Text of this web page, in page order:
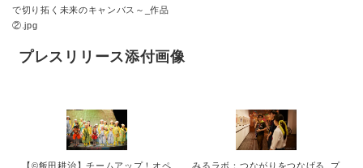
で切り拓く未来のキャンバス～_作品
②.jpg
プレスリリース添付画像
【©飯田耕治】チームアップ！オペ
みるラボ：つながりをつなげる_プ